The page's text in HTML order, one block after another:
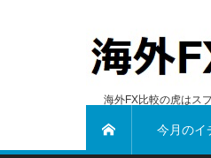
海外FX比較の虎はス
今月のイ